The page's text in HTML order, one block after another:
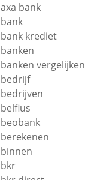
axa bank
bank
bank krediet
banken
banken vergelijken
bedrijf
bedrijven
belfius
beobank
berekenen
binnen
bkr